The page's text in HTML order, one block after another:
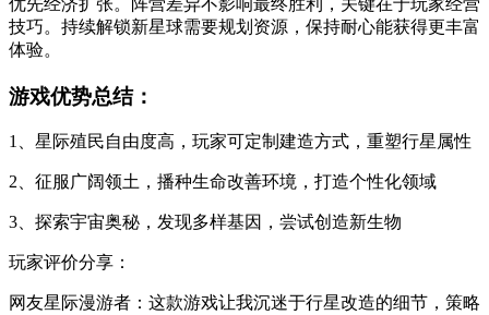
技巧。持续解锁新星球需要规划资源，保持耐心能获得更丰富
体验。
游戏优势总结：
1、星际殖民自由度高，玩家可定制建造方式，重塑行星属性
2、征服广阔领土，播种生命改善环境，打造个性化领域
3、探索宇宙奥秘，发现多样基因，尝试创造新生物
玩家评价分享：
网友星际漫游者：这款游戏让我沉迷于行星改造的细节，策略